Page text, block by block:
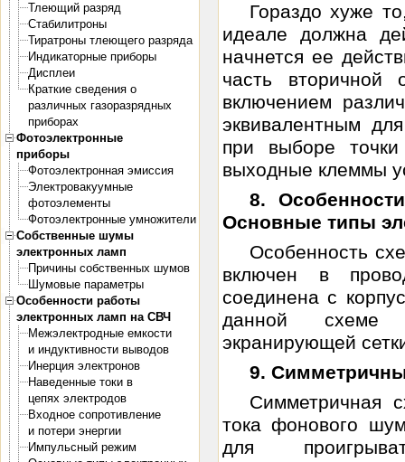
Тлеющий разряд
Стабилитроны
Тиратроны тлеющего разряда
Индикаторные приборы
Дисплеи
Краткие сведения о
различных газоразрядных
приборах
Фотоэлектронные
приборы
Фотоэлектронная эмиссия
Электровакуумные
фотоэлементы
Фотоэлектронные умножители
Собственные шумы
электронных ламп
Причины собственных шумов
Шумовые параметры
Особенности работы
электронных ламп на СВЧ
Межэлектродные емкости
и индуктивности выводов
Инерция электронов
Наведенные токи в
цепях электродов
Входное сопротивление
и потери энергии
Импульсный режим
Гораздо хуже
идеале должна
начнется ее
часть вторичной
включением
эквивалентным
при выборе
выходные клеммы
8.
Основные типы
Особенность
включен в
соединена с
данной схеме
экранирующей
9.
Симметричная
тока фонового
для